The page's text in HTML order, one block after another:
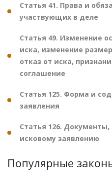
Статья 41. Права и
участвующих в деле
Статья 49. Изменение
иска, изменение
отказ от иска,
соглашение
Статья 125. Форма и
заявления
Статья 126.
исковому заявлению
Популярные